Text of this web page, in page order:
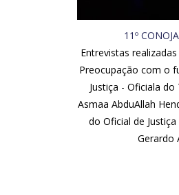
11º
Entrevistas
Preocupação com o
Justiça - Oficiala
Asmaa AbduAllah
do Oficial de
Gerardo